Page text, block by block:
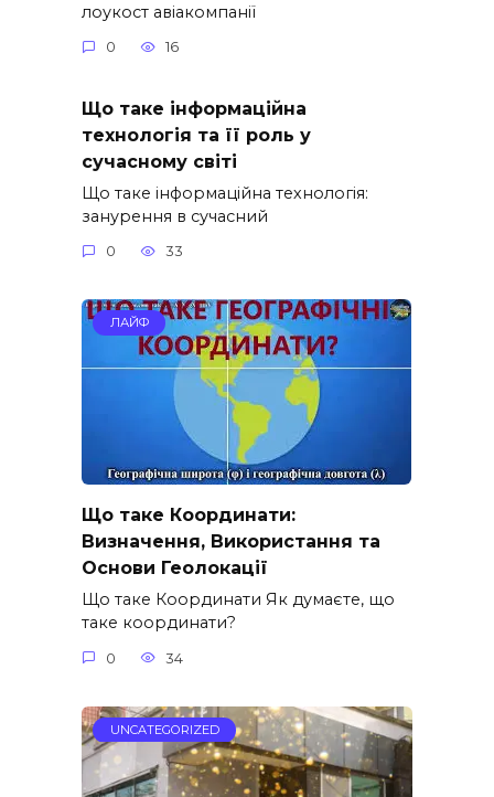
лоукост авіакомпанії
0 16
Що таке інформаційна
технологія та її роль у
сучасному світі
Що таке інформаційна технологія:
занурення в сучасний
0 33
ЛАЙФ
Що таке Координати:
Визначення, Використання та
Основи Геолокації
Що таке Координати Як думаєте, що
таке координати?
0 34
UNCATEGORIZED